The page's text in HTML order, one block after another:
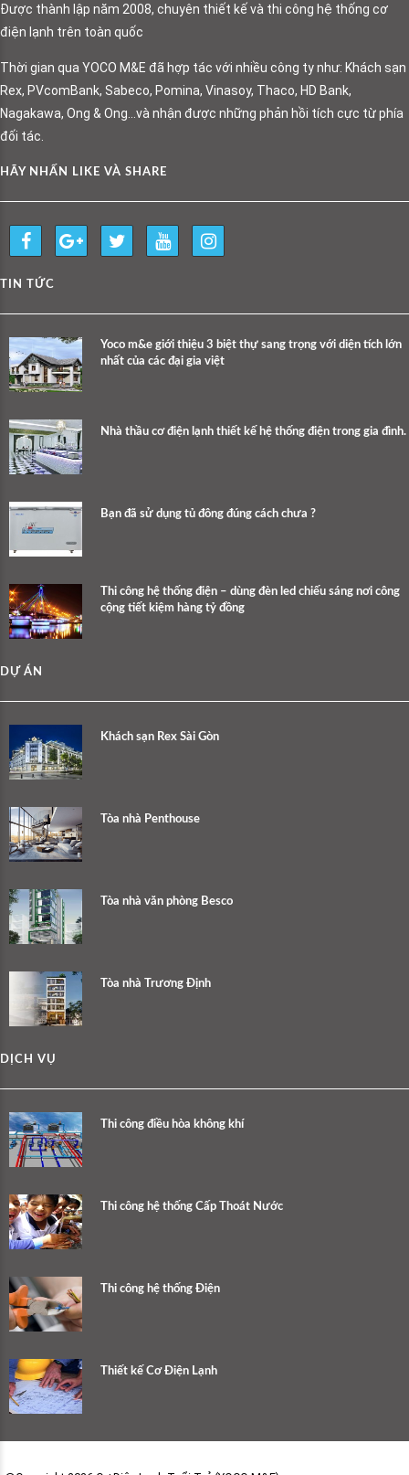
Được thành lập năm 2008, chuyên thiết kế và thi công hệ thống cơ
điện lạnh trên toàn quốc
Thời gian qua YOCO M&E đã hợp tác với nhiều công ty như: Khách sạn
Rex, PVcomBank, Sabeco, Pomina, Vinasoy, Thaco, HD Bank,
Nagakawa, Ong & Ong…và nhận được những phản hồi tích cực từ phía
đối tác.
HÃY NHẤN LIKE VÀ SHARE
TIN TỨC
Yoco m&e giới thiệu 3 biệt thự sang trọng với diện tích lớn
nhất của các đại gia việt
Nhà thầu cơ điện lạnh thiết kế hệ thống điện trong gia đình.
Bạn đã sử dụng tủ đông đúng cách chưa ?
Thi công hệ thống điện – dùng đèn led chiếu sáng nơi công
cộng tiết kiệm hàng tỷ đồng
DỰ ÁN
Khách sạn Rex Sài Gòn
Tòa nhà Penthouse
Tòa nhà văn phòng Besco
Tòa nhà Trương Định
DỊCH VỤ
Thi công điều hòa không khí
Thi công hệ thống Cấp Thoát Nước
Thi công hệ thống Điện
Thiết kế Cơ Điện Lạnh